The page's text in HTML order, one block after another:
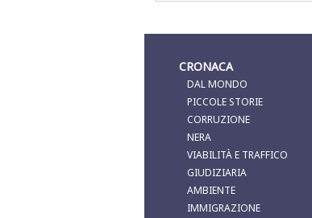
CRONACA
DAL MONDO
PICCOLE STORIE
CORRUZIONE
NERA
VIABILITÀ E TRAFFICO
GIUDIZIARIA
AMBIENTE
IMMIGRAZIONE